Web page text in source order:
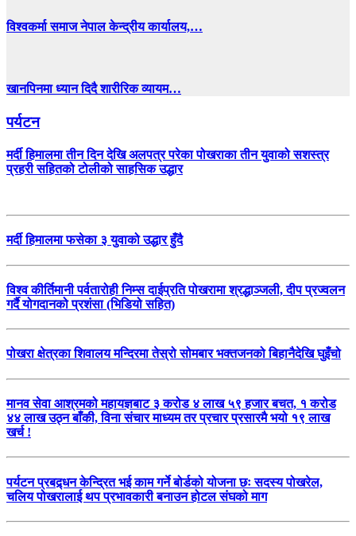
विश्वकर्मा समाज नेपाल केन्द्रीय कार्यालय,…
खानपिनमा ध्यान दिदै शारीरिक व्यायम…
पर्यटन
मर्दी हिमालमा तीन दिन देखि अलपत्र परेका पोखराका तीन युवाको सशस्त्र
प्रहरी सहितको टोलीको साहसिक उद्धार
मर्दी हिमालमा फसेका ३ युवाको उद्धार हुँदै
विश्व कीर्तिमानी पर्वतारोही निम्स दाईप्रति पोखरामा श्रद्धाञ्जली, दीप प्रज्वलन
गर्दै योगदानको प्रशंसा (भिडियो सहित)
पोखरा क्षेत्रका शिवालय मन्दिरमा तेस्रो सोमबार भक्तजनको बिहानैदेखि घुइँचो
मानव सेवा आश्रमको महायज्ञबाट ३ करोड ४ लाख ५९ हजार बचत, १ करोड
४४ लाख उठ्न बाँकी, विना संचार माध्यम तर प्रचार प्रसारमै भयो १९ लाख
खर्च !
पर्यटन प्रबद्र्धन केन्द्रित भई काम गर्ने बोर्डको योजना छः सदस्य पोखरेल,
चलिय पोखरालाई थप प्रभावकारी बनाउन होटल संघको माग